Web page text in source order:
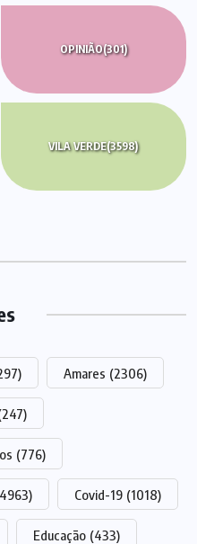
OPINIÃO(301)
VILA VERDE(3598)
Amares (2306)
(776)
Covid-19 (1018)
Educação (433)